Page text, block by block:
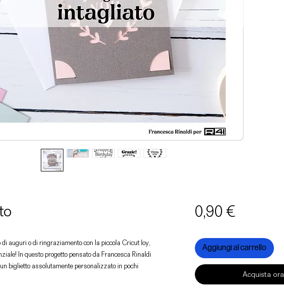
auguri o di ringraziamento con la piccola Cricut Joy,
In questo progetto pensato da Francesca Rinaldi
biglietto assolutamente personalizzato in pochi
0,90 €Prezzo
Aggiungi al carrello
Acquista ora